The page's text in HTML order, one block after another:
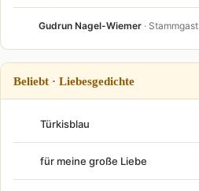
Gudrun Nagel-Wiemer · Stammgast
Beliebt · Liebesgedichte
Türkisblau
für meine große Liebe